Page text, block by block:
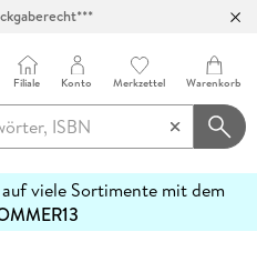
Filiale Konto Merkzettel Warenkorb
viele Sortimente mit dem